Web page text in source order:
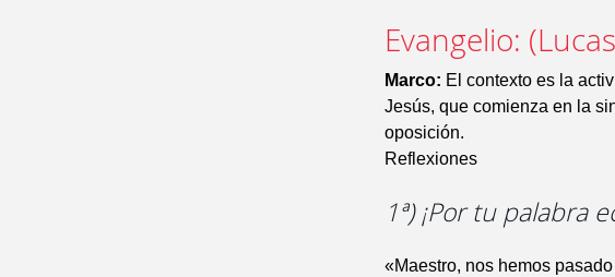
Evangelio:
Marco: El contexto es la
Jesús, que comienza en la
oposición.
Reflexiones
1ª) ¡Por tu palabra
«Maestro, nos hemos